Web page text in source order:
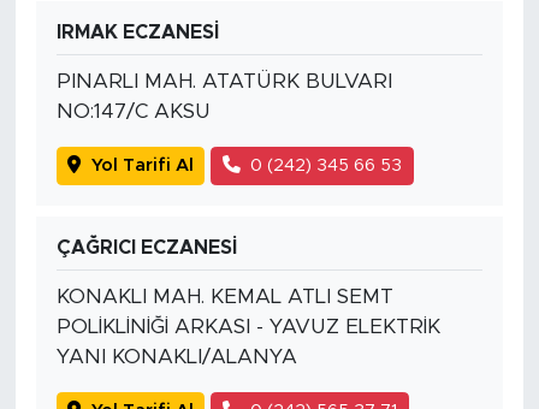
IRMAK ECZANESİ
PINARLI MAH. ATATÜRK BULVARI
NO:147/C AKSU
Yol Tarifi Al 0 (242) 345 66 53
ÇAĞRICI ECZANESİ
KONAKLI MAH. KEMAL ATLI SEMT
POLİKLİNİĞİ ARKASI - YAVUZ ELEKTRİK
YANI KONAKLI/ALANYA